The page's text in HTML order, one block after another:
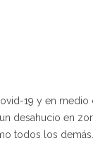
19 y en
desahucio en
todos los demás.